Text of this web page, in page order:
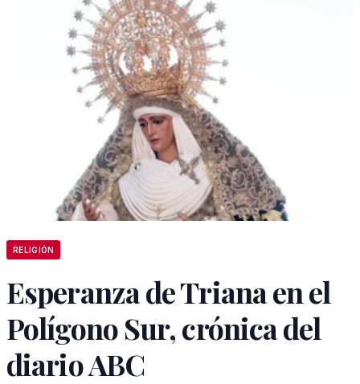
RELIGIÓN
Esperanza de Triana en el
Polígono Sur, crónica del
diario ABC